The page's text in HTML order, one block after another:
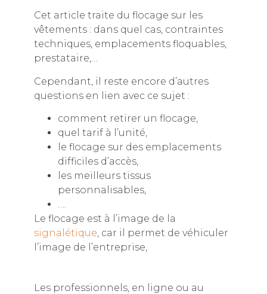
Cet article traite du flocage sur les
vêtements : dans quel cas, contraintes
techniques, emplacements floquables,
prestataire,…
Cependant, il reste encore d’autres
questions en lien avec ce sujet :
comment retirer un flocage,
quel tarif à l’unité,
le flocage sur des emplacements
difficiles d’accès,
les meilleurs tissus
personnalisables,
….
Le flocage est à l’image de la
signalétique, car il permet de véhiculer
l’image de l’entreprise,
Les professionnels, en ligne ou au